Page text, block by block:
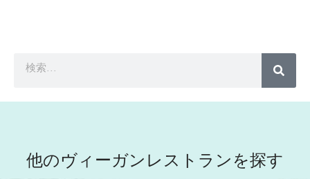
他のヴィーガンレストランを探す